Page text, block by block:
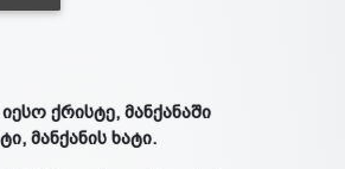
ქრისტე, მანქანაში
მანქანის ხატი.